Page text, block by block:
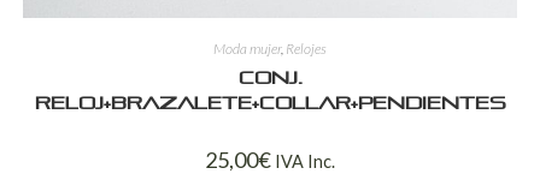
Moda mujer, Relojes
Conj.
reloj+brazalete+collar+pendientes
25,00€ IVA Inc.